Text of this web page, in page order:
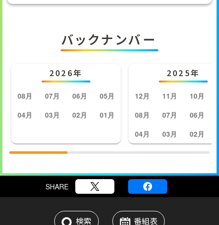
バックナンバー
2026年
08月 07月 06月
05月
04月
03月 02月 01月
2025年
12月 11月 10月
08月
07月 06月
04月
03月 02月
SHARE
検索 番組表